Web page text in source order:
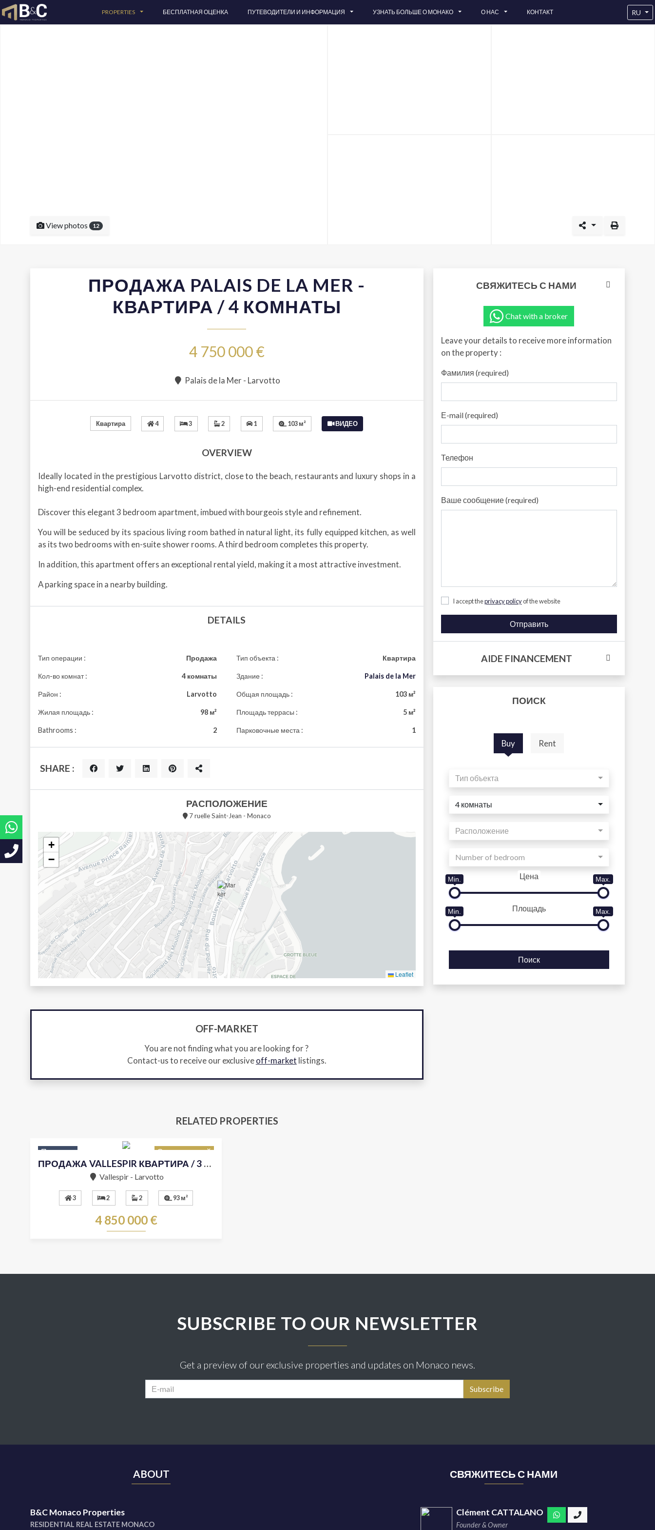
PROPERTIES БЕСПЛАТНАЯ ОЦЕНКА ПУТЕВОДИТЕЛИ И ИНФОРМАЦИЯ УЗНАТЬ БОЛЬШЕ О МОНАКО О НАС КОНТАКТ RU
View photos 12
ПРОДАЖА PALAIS DE LA MER -
КВАРТИРА / 4 КОМНАТЫ
4 750 000 €
Palais de la Mer - Larvotto
Квартира 4 3 2 1 103 м² ВИДЕО
OVERVIEW
Ideally located in the prestigious Larvotto district, close to the beach, restaurants and luxury shops in a
high-end residential complex.
Discover this elegant 3 bedroom apartment, imbued with bourgeois style and refinement.
You will be seduced by its spacious living room bathed in natural light, its fully equipped kitchen, as well
as its two bedrooms with en-suite shower rooms. A third bedroom completes this property.
In addition, this apartment offers an exceptional rental yield, making it a most attractive investment.
A parking space in a nearby building.
DETAILS
Тип операции : Продажа Тип объекта : Квартира
Кол-во комнат : 4 комнаты Здание : Palais de la Mer
Район : Larvotto Общая площадь : 103 м²
Жилая площадь : 98 м² Площадь террасы : 5 м²
Bathrooms : 2 Парковочные места : 1
SHARE :
РАСПОЛОЖЕНИЕ
7 ruelle Saint-Jean - Monaco
+
−
Leaflet
OFF-MARKET
You are not finding what you are looking for ?
Contact-us to receive our exclusiveoff-market listings.
RELATED PROPERTIES
Продажа Эксклюзивный
ПРОДАЖА VALLESPIR КВАРТИРА / 3 КОМНАТЫ
Vallespir - Larvotto
3 2 2 93 м²
4 850 000 €
СВЯЖИТЕСЬ С НАМИ
Chat with a broker
Leave your details to receive more information
on the property :
Фамилия (required)
Е-mail (required)
Телефон
Ваше сообщение (required)
I accept theprivacy policyof the website
Отправить
AIDE FINANCEMENT
ПОИСК
Buy Rent
Тип объекта
4 комнаты
Расположение
Number of bedroom
Цена
Min. Max.
Площадь
Min. Max.
Поиск
SUBSCRIBE TO OUR NEWSLETTER
Get a preview of our exclusive properties and updates on Monaco news.
ABOUT
B&C Monaco Properties
RESIDENTIAL REAL ESTATE MONACO
СВЯЖИТЕСЬ С НАМИ
Clément CATTALANO
Founder & Owner